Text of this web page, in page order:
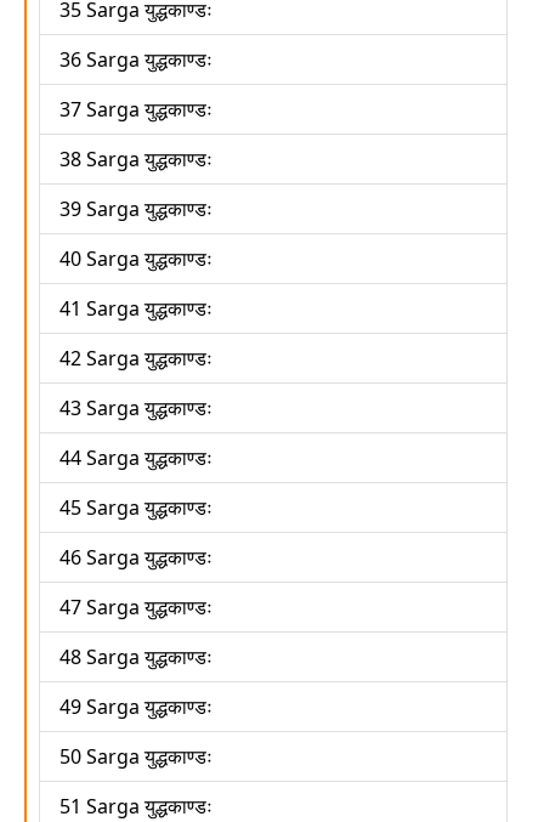
35 Sarga युद्धकाण्डः
36 Sarga युद्धकाण्डः
37 Sarga युद्धकाण्डः
38 Sarga युद्धकाण्डः
39 Sarga युद्धकाण्डः
40 Sarga युद्धकाण्डः
41 Sarga युद्धकाण्डः
42 Sarga युद्धकाण्डः
43 Sarga युद्धकाण्डः
44 Sarga युद्धकाण्डः
45 Sarga युद्धकाण्डः
46 Sarga युद्धकाण्डः
47 Sarga युद्धकाण्डः
48 Sarga युद्धकाण्डः
49 Sarga युद्धकाण्डः
50 Sarga युद्धकाण्डः
51 Sarga युद्धकाण्डः